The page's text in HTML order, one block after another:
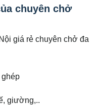
chuyên chở
giá rẻ chuyên chở đa
giường,..